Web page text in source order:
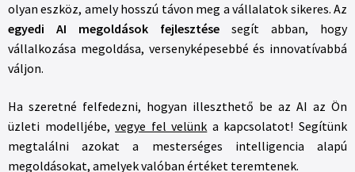
olyan eszköz, amely hosszú távon meg a vállalatok sikeres. Az
egyedi AI megoldások fejlesztése segít abban, hogy
vállalkozása megoldása, versenyképesebbé és innovatívabbá
váljon.
Ha szeretné felfedezni, hogyan illeszthető be az AI az Ön
üzleti modelljébe,vegye fel velünk a kapcsolatot! Segítünk
megtalálni azokat a mesterséges intelligencia alapú
megoldásokat, amelyek valóban értéket teremtenek.